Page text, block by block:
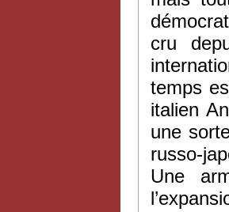
cru
temps
italien
une
russo-
Une